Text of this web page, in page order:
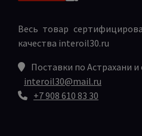
Весь товар
качества interoil30.ru
Поставки по Астрахани и
interoil30@mail.ru
+7 908 610 83 30